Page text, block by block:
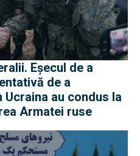
Eșecul de a
de a
au condus la
Armatei ruse